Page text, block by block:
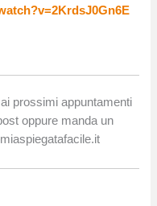
prossimi appuntamenti
oppure manda un